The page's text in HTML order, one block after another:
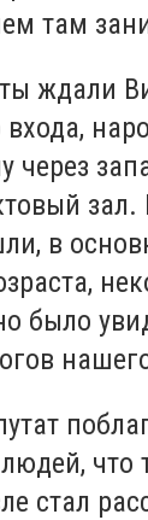
там
ждали
входа,
через
зал.
в
было
что
стал